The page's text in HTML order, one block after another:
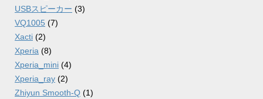
USBスピーカー (3)
VQ1005 (7)
Xacti (2)
Xperia (8)
Xperia_mini (4)
Xperia_ray (2)
Zhiyun Smooth-Q (1)